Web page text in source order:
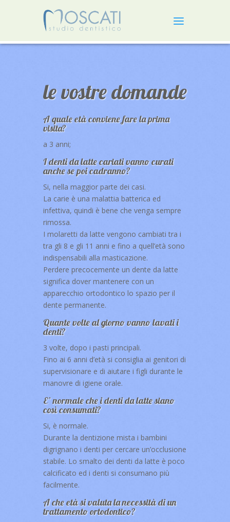
le vostre domande
A quale età conviene fare la prima
visita?
a 3 anni;
I denti da latte cariati vanno curati
anche se poi cadranno?
Si, nella maggior parte dei casi.
La carie è una malattia batterica ed
infettiva, quindi è bene che venga sempre
rimossa.
I molaretti da latte vengono cambiati tra i
tra gli 8 e gli 11 anni e fino a quell’età sono
indispensabili alla masticazione.
Perdere precocemente un dente da latte
significa dover mantenere con un
apparecchio ortodontico lo spazio per il
dente permanente.
Quante volte al giorno vanno lavati i
denti?
3 volte, dopo i pasti principali.
Fino ai 6 anni d’età si consiglia ai genitori di
supervisionare e di aiutare i figli durante le
manovre di igiene orale.
E’ normale che i denti da latte siano
così consumati?
Si, è normale.
Durante la dentizione mista i bambini
digrignano i denti per cercare un’occlusione
stabile. Lo smalto dei denti da latte è poco
calcificato ed i denti si consumano più
facilmente.
A che età si valuta la necessità di un
trattamento ortodontico?